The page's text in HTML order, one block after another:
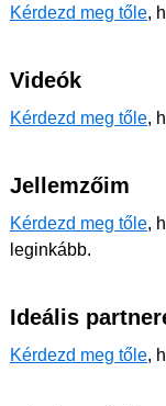
Kérdezd meg tőle,
Videók
Kérdezd meg tőle,
Jellemzőim
Kérdezd meg tőle,
leginkább.
Ideális
Kérdezd meg tőle,